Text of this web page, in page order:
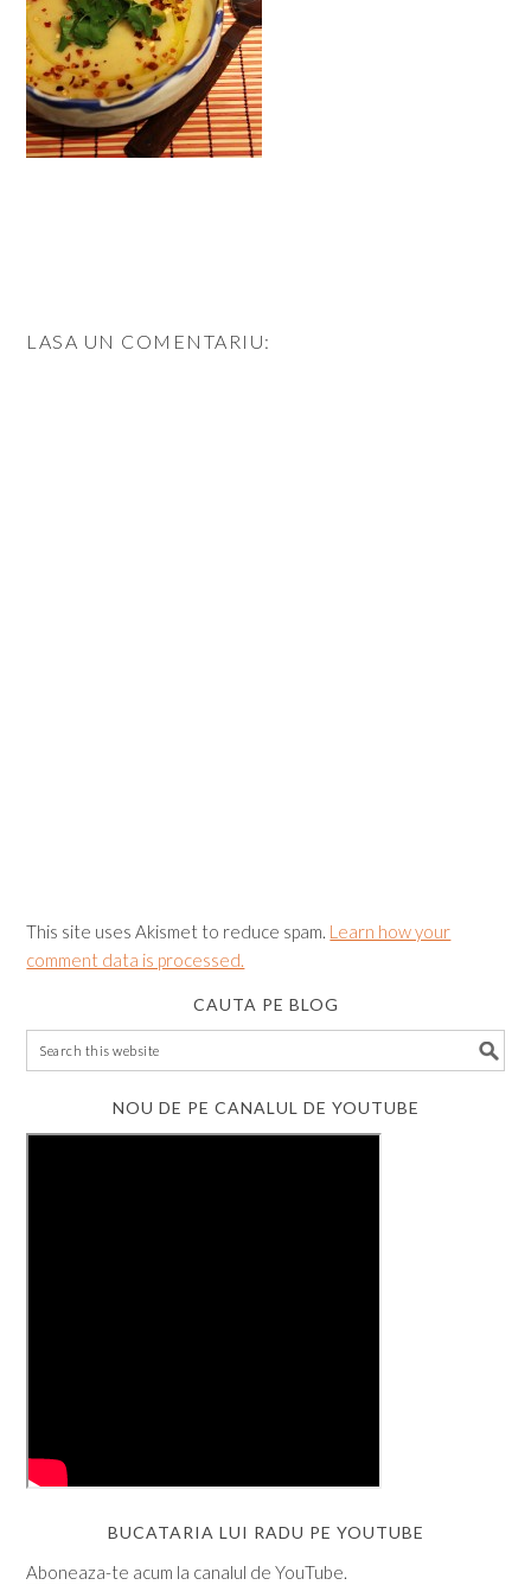
LASA UN COMENTARIU:
This site uses Akismet to reduce spam. Learn how your
comment data is processed.
CAUTA PE BLOG
NOU DE PE CANALUL DE YOUTUBE
BUCATARIA LUI RADU PE YOUTUBE
Aboneaza-te acum la canalul de YouTube.